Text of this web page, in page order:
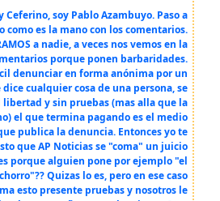
Ceferino, soy Pablo Azambuyo. Paso a
como es la mano con los comentarios.
a nadie, a veces nos vemos en la
porque ponen barbaridades.
denunciar en forma anónima por un
cualquier cosa de una persona, se
y sin pruebas (mas alla que la
el que termina pagando es el medio
publica la denuncia. Entonces yo te
que AP Noticias se "coma" un juicio
porque alguien pone por ejemplo "el
Quizas lo es, pero en ese caso
esto presente pruebas y nosotros le